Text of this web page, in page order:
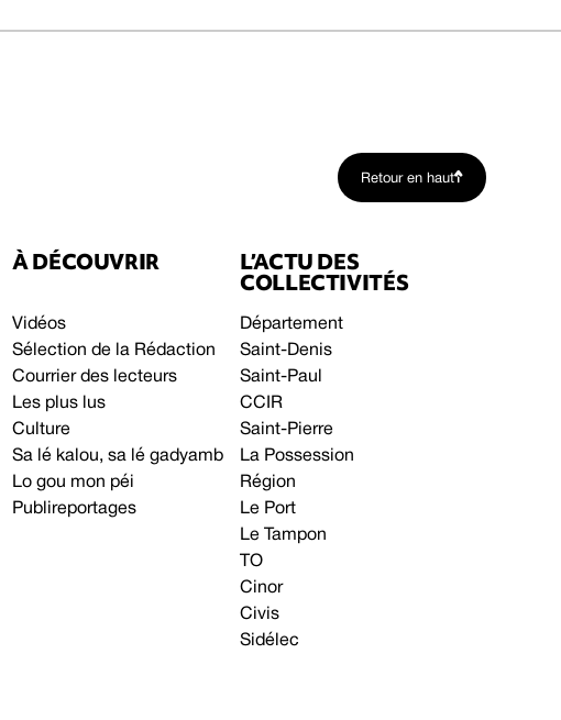
Retour en haut
À DÉCOUVRIR
Vidéos
Sélection de la Rédaction
Courrier des lecteurs
Les plus lus
Culture
Sa lé kalou, sa lé gadyamb
Lo gou mon péi
Publireportages
L’ACTU DES
COLLECTIVITÉS
Département
Saint-Denis
Saint-Paul
CCIR
Saint-Pierre
La Possession
Région
Le Port
Le Tampon
TO
Cinor
Civis
Sidélec